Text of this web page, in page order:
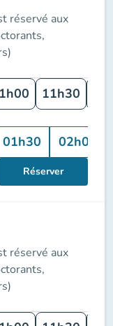
réservé aux
11h30
01h30 02h00
Réserver
réservé aux